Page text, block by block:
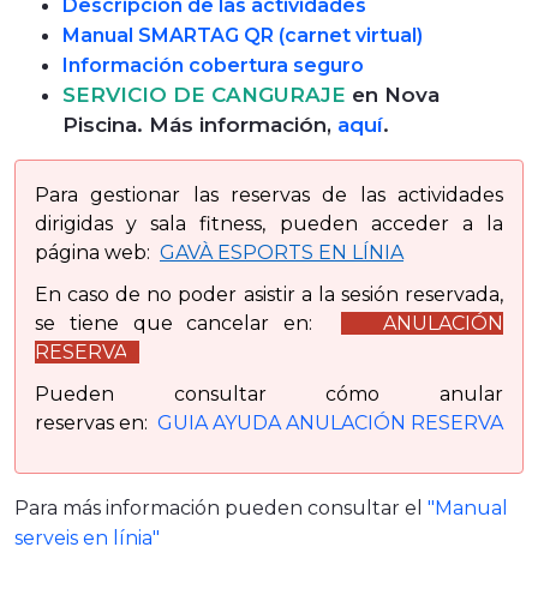
Descripción de las actividades
Manual SMARTAG QR (carnet virtual)
Información cobertura seguro
SERVICIO DE CANGURAJE en Nova
Piscina. Más información, aquí.
Para gestionar las reservas de las actividades
dirigidas y sala fitness, pueden acceder a la
página web: GAVÀ ESPORTS EN LÍNIA
En caso de no poder asistir a la sesión reservada,
se tiene que cancelar en:
ANULACIÓN
RESERVA
Pueden consultar cómo anular
reservas en: GUIA AYUDA ANULACIÓN RESERVA
Para más información pueden consultar el "Manual
serveis en línia"